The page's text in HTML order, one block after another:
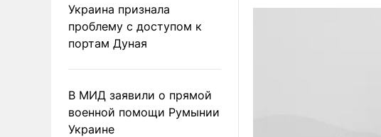
Украина признала
проблему с доступом к
портам Дуная
В МИД заявили о прямой
военной помощи Румынии
Украине